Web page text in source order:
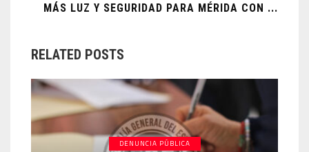
MÁS LUZ Y SEGURIDAD PARA MÉRIDA CON ...
RELATED POSTS
DENUNCIA PÚBLICA